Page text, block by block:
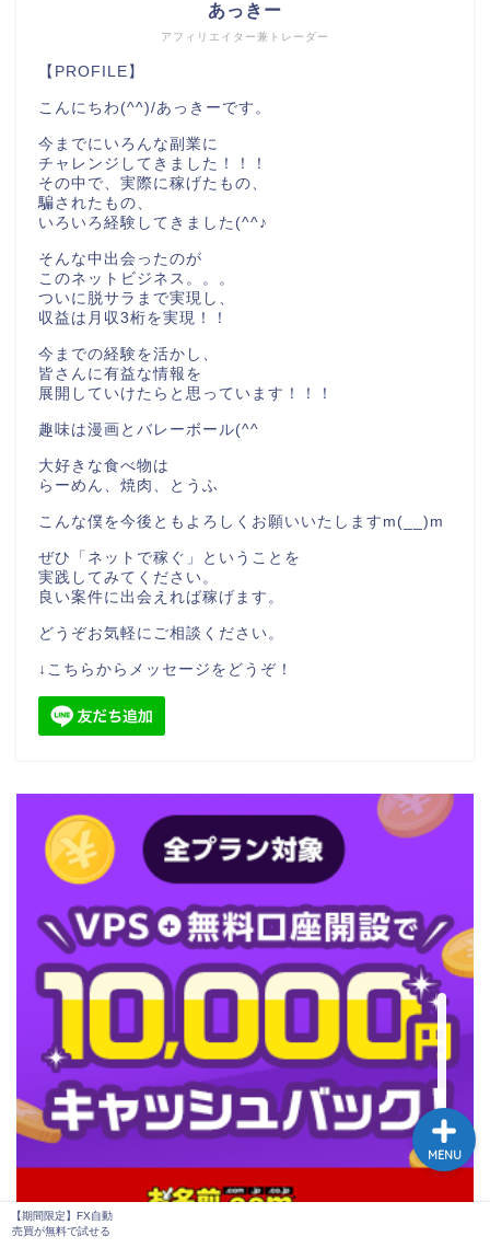
アフィリエイター兼トレーダー
あっきー
【PROFILE】
こんにちわ(^^)/あっきーです。
今までにいろんな副業に
チャレンジしてきました！！！
その中で、実際に稼げたもの、
騙されたもの、
いろいろ経験してきました(^^♪
そんな中出会ったのが
このネットビジネス。。。
ついに脱サラまで実現し、
収益は月収3桁を実現！！
今までの経験を活かし、
皆さんに有益な情報を
展開していけたらと思っています！！！
趣味は漫画とバレーボール(^^
大好きな食べ物は
らーめん、焼肉、とうふ
こんな僕を今後ともよろしくお願いいたしますm(__)m
ぜひ「ネットで稼ぐ」ということを
実践してみてください。
良い案件に出会えれば稼げます。
どうぞお気軽にご相談ください。
↓こちらからメッセージをどうぞ！
【期間限定】FX自動
売買が無料で試せる
MENU
が無料で試せる